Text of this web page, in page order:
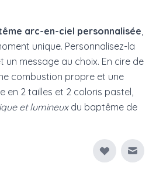
arc-en-ciel personnalisée
unique. Personnalisez-la
un message au choix. En cire de
combustion propre et une
en 2 tailles et 2 coloris pastel,
et lumineuxdu baptême de